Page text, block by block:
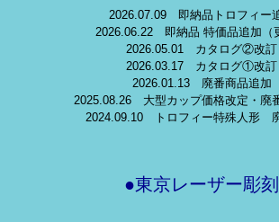
2026.07.09 即納品トロフィー
2026.06.22 即納品 特価品追加（
2026.05.01 カタログ②改訂
2026.03.17 カタログ①改訂
2026.01.13 廃番商品追加
2025.08.26 大型カップ価格改定・廃
2024.09.10 トロフィー特殊人形
●東京レーザー彫刻